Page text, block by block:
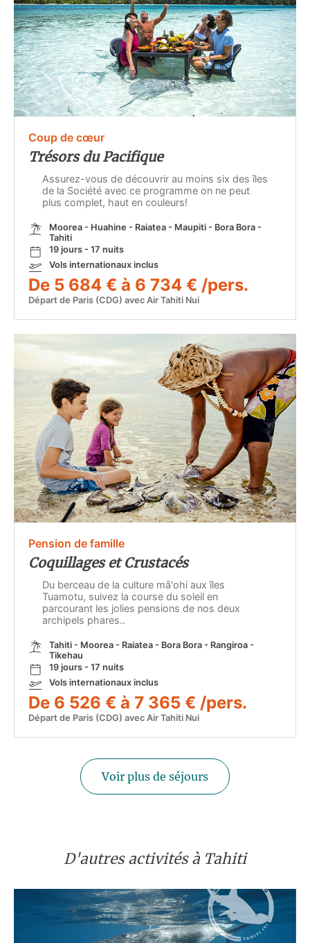
Coup de cœur
Trésors du Pacifique
Assurez-vous de découvrir au moins six des îles
de la Société avec ce programme on ne peut
plus complet, haut en couleurs!
Moorea - Huahine - Raiatea - Maupiti - Bora Bora -
Tahiti
19 jours - 17 nuits
Vols internationaux inclus
De 5 684 € à 6 734 € /pers.
Départ de Paris (CDG) avec Air Tahiti Nui
Pension de famille
Coquillages et Crustacés
Du berceau de la culture mā'ohi aux îles
Tuamotu, suivez la course du soleil en
parcourant les jolies pensions de nos deux
archipels phares..
Tahiti - Moorea - Raiatea - Bora Bora - Rangiroa -
Tikehau
19 jours - 17 nuits
Vols internationaux inclus
De 6 526 € à 7 365 € /pers.
Départ de Paris (CDG) avec Air Tahiti Nui
Voir plus de séjours
D'autres activités à Tahiti